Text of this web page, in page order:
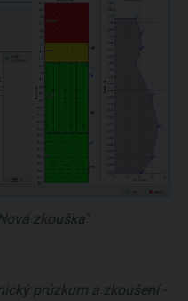
zkouška"
průzkum a zkoušení -